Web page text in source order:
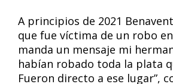
A principios de 2021
que fue víctima de un robo en
manda un mensaje mi
habían robado toda la plata
Fueron directo a ese lugar”,